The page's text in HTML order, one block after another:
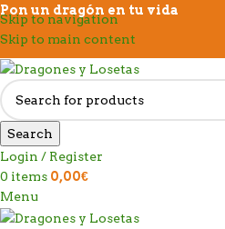
Skip to navigation
Skip to main content
Pon un dragón en tu vida
Search
Login / Register
0 items 0,00€
Menu